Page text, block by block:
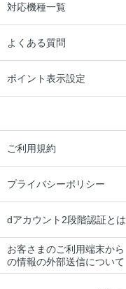
対応機種一覧
よくある質問
ポイント表示設定
ご利用規約
プライバシーポリシー
dアカウント2段階認証とは
お客さまのご利用端末から
の情報の外部送信について